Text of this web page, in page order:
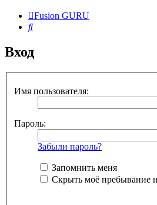
Fusion GURU
Поиск
Вход
Имя пользователя:
Пароль:
Забыли пароль?
Запомнить меня
Скрыть моё пребывание